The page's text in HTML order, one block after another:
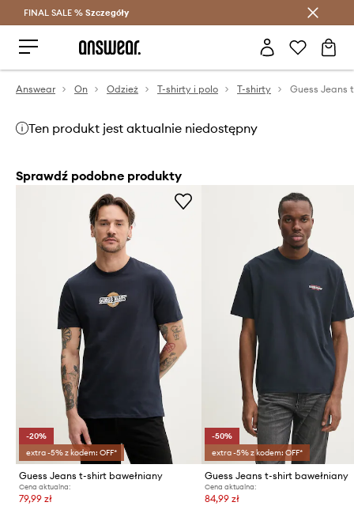
Oszczędzaj z Answear Club >
FINAL SALE % Szczegóły
Answear On Odzież T-shirty i polo T-shirty Guess Jeans
Ten produkt jest aktualnie niedostępny
Sprawdź podobne produkty
-20%
extra -5% z kodem: OFF*
Guess Jeans t-shirt bawełniany
Cena aktualna:
79,99 zł
-50%
extra -5% z kodem: OFF*
Guess Jeans t-shirt bawełniany
Cena aktualna:
84,99 zł